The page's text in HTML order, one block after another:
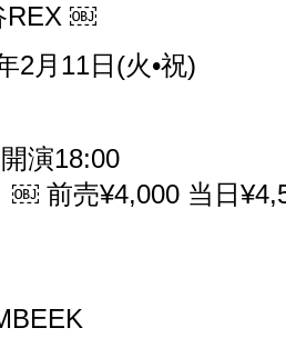
REX ￼
2月11日(火•祝)
演18:00
￼ 前売¥4,000 当日